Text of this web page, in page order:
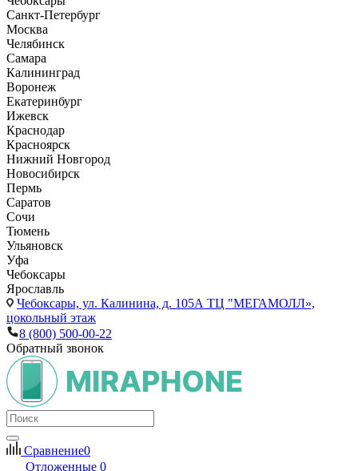
Санкт-Петербург
Москва
Челябинск
Самара
Калининград
Воронеж
Екатеринбург
Ижевск
Краснодар
Красноярск
Нижний Новгород
Новосибирск
Пермь
Саратов
Сочи
Тюмень
Ульяновск
Уфа
Чебоксары
Ярославль
Чебоксары, ул. Калинина, д. 105А ТЦ "МЕГАМОЛЛ»,
цокольный этаж
8 (800) 500-00-22
Обратный звонок
Сравнение0
Отложенные 0